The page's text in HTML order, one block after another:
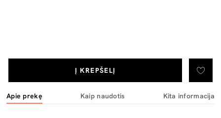
Į KREPŠELĮ
Apie prekę Kaip naudotis Kita informacija